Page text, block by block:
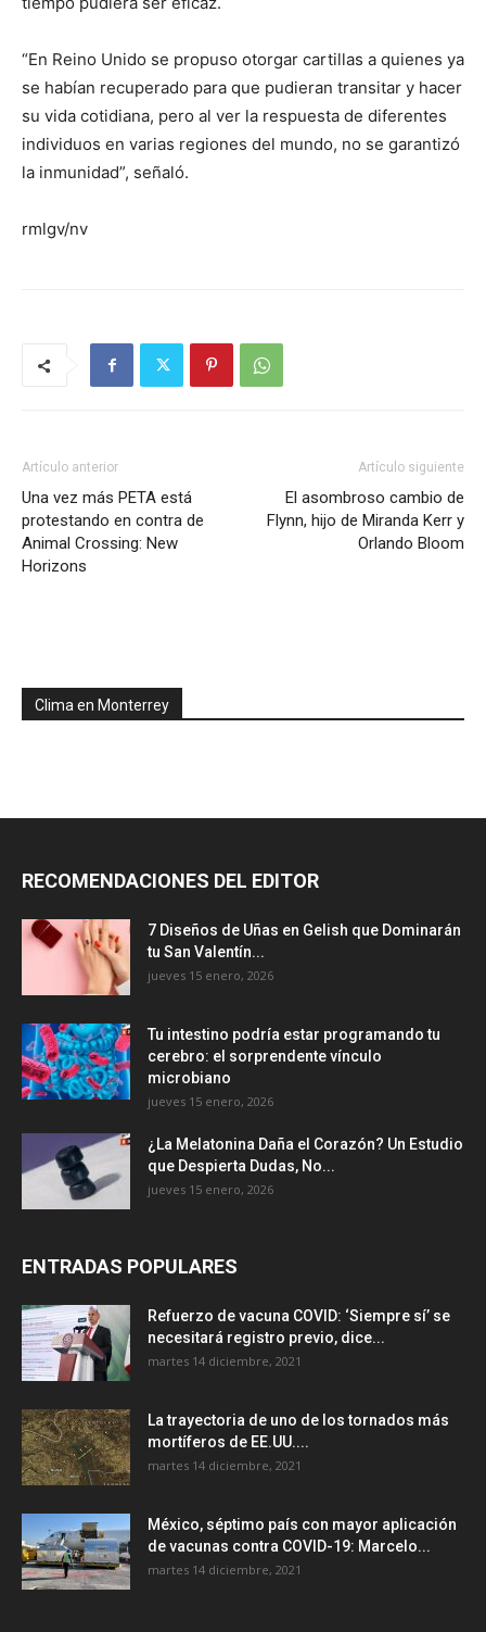
“En Reino Unido se propuso otorgar cartillas a quienes ya
se habían recuperado para que pudieran transitar y hacer
su vida cotidiana, pero al ver la respuesta de diferentes
individuos en varias regiones del mundo, no se garantizó
la inmunidad”, señaló.
rmlgv/nv
Artículo anterior
Una vez más PETA está
protestando en contra de
Animal Crossing: New
Horizons
Artículo siguiente
El asombroso cambio de
Flynn, hijo de Miranda Kerr y
Orlando Bloom
Clima en Monterrey
RECOMENDACIONES DEL EDITOR
7 Diseños de Uñas en Gelish que Dominarán
tu San Valentín...
jueves 15 enero, 2026
Tu intestino podría estar programando tu
cerebro: el sorprendente vínculo
microbiano
jueves 15 enero, 2026
¿La Melatonina Daña el Corazón? Un Estudio
que Despierta Dudas, No...
jueves 15 enero, 2026
ENTRADAS POPULARES
Refuerzo de vacuna COVID: ‘Siempre sí’ se
necesitará registro previo, dice...
martes 14 diciembre, 2021
La trayectoria de uno de los tornados más
mortíferos de EE.UU....
martes 14 diciembre, 2021
México, séptimo país con mayor aplicación
de vacunas contra COVID-19: Marcelo...
martes 14 diciembre, 2021